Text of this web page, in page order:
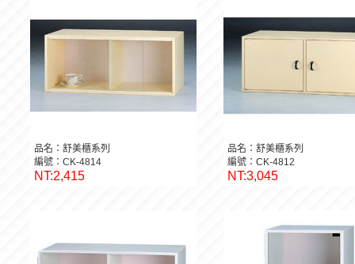
品名：舒美櫃系列
編號：CK-4814
NT:2,415
品名：舒美櫃系列
編號：CK-4812
NT:3,045